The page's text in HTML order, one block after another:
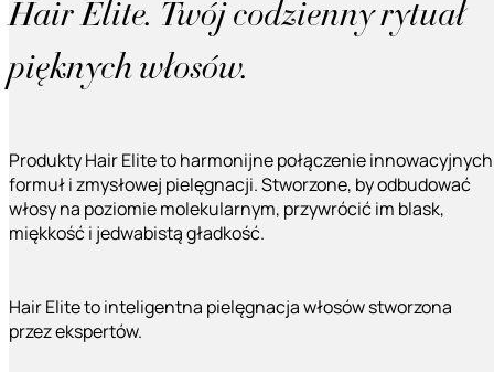
Hair Elite. Twój codzienny rytuał
pięknych włosów.
Produkty Hair Elite to harmonijne połączenie innowacyjnych
formuł i zmysłowej pielęgnacji. Stworzone, by odbudować
włosy na poziomie molekularnym, przywrócić im blask,
miękkość i jedwabistą gładkość.
Hair Elite to inteligentna pielęgnacja włosów stworzona
przez ekspertów.